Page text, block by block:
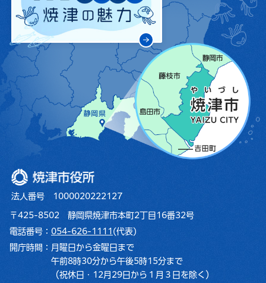
焼津市役所
法人番号 1000020222127
〒425-8502 静岡県焼津市本町2丁目16番32号
電話番号： 054-626-1111 (代表)
開庁時間： 月曜日から金曜日まで
午前8時30分から午後5時15分まで
（祝休日・12月29日から１月３日を除く）